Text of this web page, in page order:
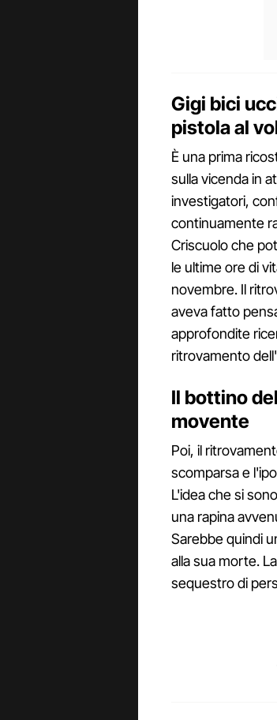
Gigi bici
pistola al
È una prima
sulla vicenda in
investigatori,
continuamente
Criscuolo che
le ultime ore di
novembre. Il
aveva fatto
approfondite
ritrovamento
Il bottino
movente
Poi, il
scomparsa e
L'idea che si
una rapina
Sarebbe quindi
alla sua morte.
sequestro di